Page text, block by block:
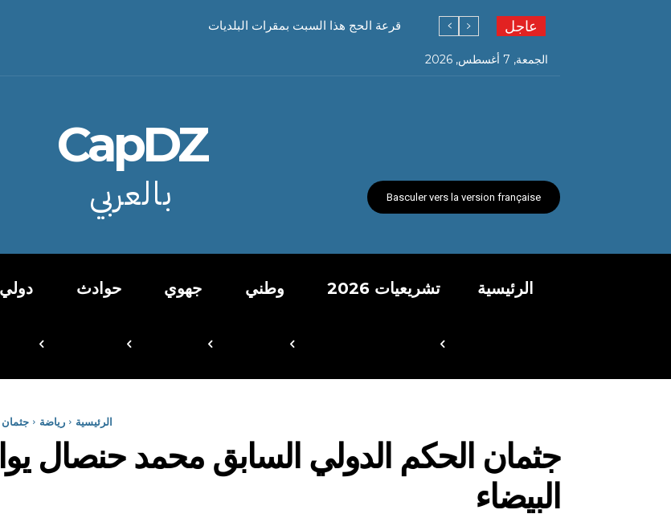
عاجل قرعة الحج هذا السبت بمقرات البلديات
الجمعة, 7 أغسطس, 2026
Basculer vers la version française
CapDZ
بالعربي
الرئيسية تشريعيات 2026 وطني جهوي حوادث دولي
الرئيسية رياضة جثمان
جثمان الحكم الدولي السابق محمد حنصال
البيضاء